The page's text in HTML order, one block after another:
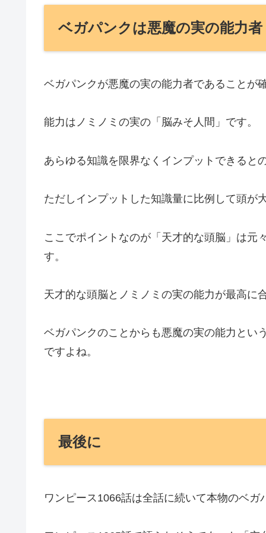
ベガパンクは悪魔の実の能力者
ベガパンクが悪魔の実の能力者であることが
能力はノミノミの実の「脳みそ人間」です。
あらゆる知識を限界なくインプットできると
ただしインプットした知識量に比例して頭が
ここでポイントなのが「天才的な頭脳」は元
す。
天才的な頭脳とノミノミの実の能力が最高に
ベガパンクのことからも悪魔の実の能力とい
ですよね。
最後に
ワンピース1066話は全話に続いて本物のベ